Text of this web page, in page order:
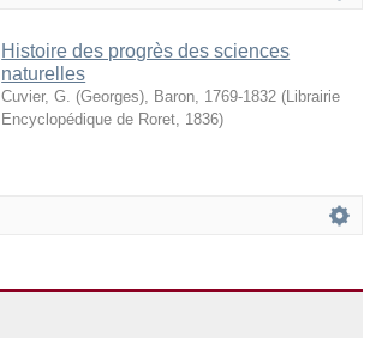
Histoire des progrès des sciences
naturelles
Cuvier, G. (Georges), Baron, 1769-1832 ( Librairie
Encyclopédique de Roret 1836)